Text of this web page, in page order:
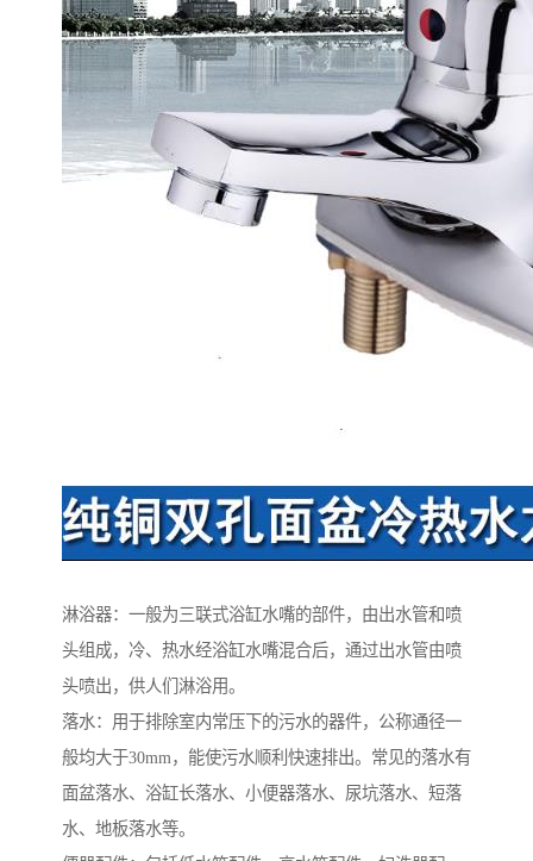
淋浴器：一般为三联式浴缸水嘴的部件，由出水管和喷
头组成，冷、热水经浴缸水嘴混合后，通过出水管由喷
头喷出，供人们淋浴用。
落水：用于排除室内常压下的污水的器件，公称通径一
般均大于30mm，能使污水顺利快速排出。常见的落水有
面盆落水、浴缸长落水、小便器落水、尿坑落水、短落
水、地板落水等。